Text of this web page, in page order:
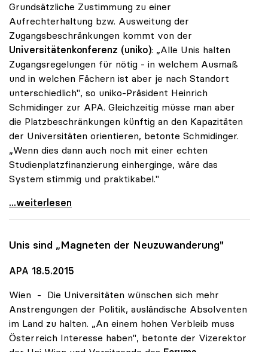
Grundsätzliche Zustimmung zu einer
Aufrechterhaltung bzw. Ausweitung der
Zugangsbeschränkungen kommt von der
Universitätenkonferenz (uniko): „Alle Unis halten
Zugangsregelungen für nötig - in welchem Ausmaß
und in welchen Fächern ist aber je nach Standort
unterschiedlich", so uniko-Präsident Heinrich
Schmidinger zur APA. Gleichzeitig müsse man aber
die Platzbeschränkungen künftig an den Kapazitäten
der Universitäten orientieren, betonte Schmidinger.
„Wenn dies dann auch noch mit einer echten
Studienplatzfinanzierung einherginge, wäre das
System stimmig und praktikabel."
Zugangsregelungen: Grundsätzliches Okay der uniko
...weiterlesen
Unis sind „Magneten der Neuzuwanderung"
APA 18.5.2015
Wien - Die Universitäten wünschen sich mehr
Anstrengungen der Politik, ausländische Absolventen
im Land zu halten. „An einem hohen Verbleib muss
Österreich Interesse haben", betonte der Vizerektor